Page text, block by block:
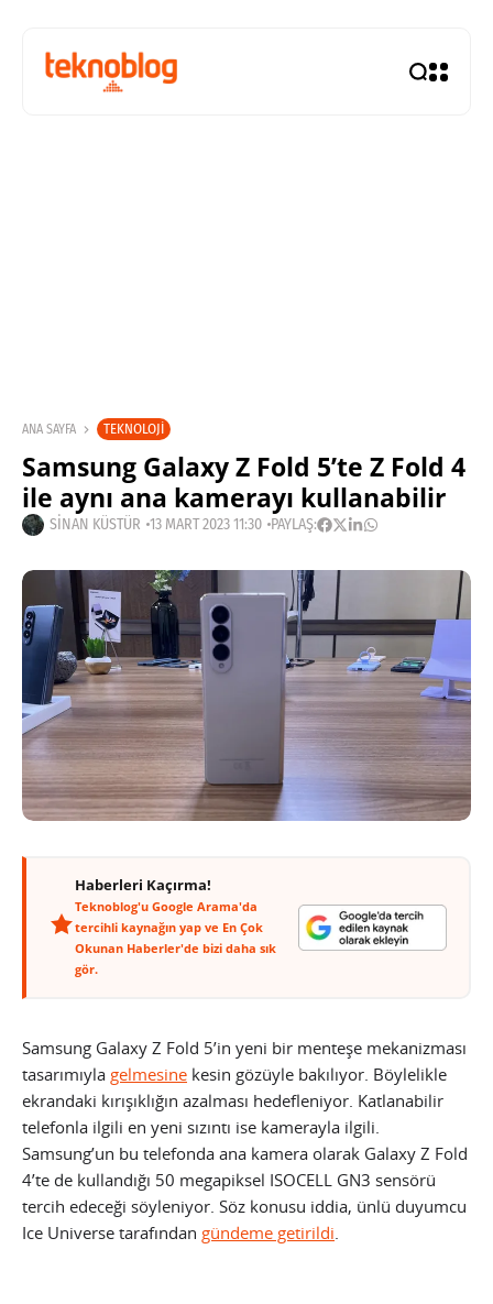
ANA SAYFA TEKNOLOJI
Samsung Galaxy Z Fold 5’te Z Fold 4
ile aynı ana kamerayı kullanabilir
SINAN KÜSTÜR 13 MART 2023 11:30 PAYLAŞ:
Haberleri Kaçırma!
Teknoblog'u Google Arama'da
tercihli kaynağın yap ve En Çok
Okunan Haberler'de bizi daha sık
gör.
Samsung Galaxy Z Fold 5’in yeni bir menteşe mekanizması
tasarımıyla gelmesine kesin gözüyle bakılıyor. Böylelikle
ekrandaki kırışıklığın azalması hedefleniyor. Katlanabilir
telefonla ilgili en yeni sızıntı ise kamerayla ilgili.
Samsung’un bu telefonda ana kamera olarak Galaxy Z Fold
4’te de kullandığı 50 megapiksel ISOCELL GN3 sensörü
tercih edeceği söyleniyor. Söz konusu iddia, ünlü duyumcu
Ice Universe tarafından gündeme getirildi.